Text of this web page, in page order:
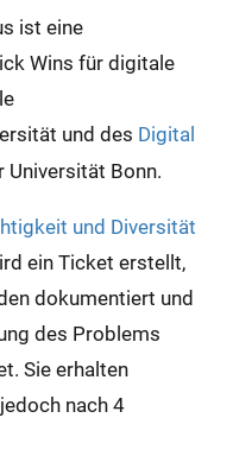
ist eine
Wins für digitale
und des Digital
Universität Bonn.
und Diversität
ein Ticket erstellt,
dokumentiert und
des Problems
Sie erhalten
nach 4